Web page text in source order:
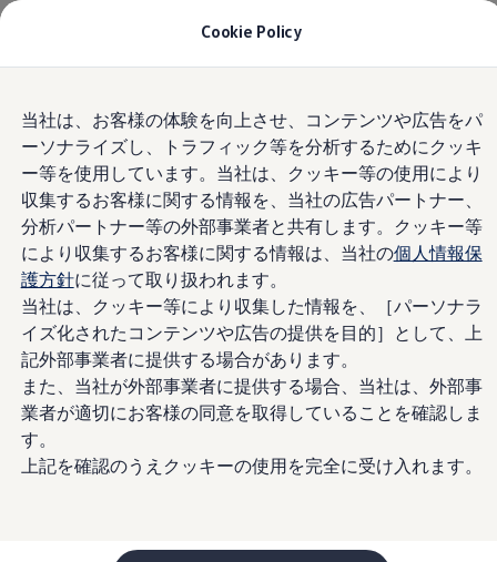
Cookie Policy
当社は、お客様の体験を向上させ、コンテンツや広告をパ
ーソナライズし、トラフィック等を分析するためにクッキ
ー等を使用しています。当社は、クッキー等の使用により
収集するお客様に関する情報を、当社の広告パートナー、
分析パートナー等の外部事業者と共有します。クッキー等
により収集するお客様に関する情報は、当社の個人情報保
護方針に従って取り扱われます。
当社は、クッキー等により収集した情報を、［パーソナラ
イズ化されたコンテンツや広告の提供を目的］として、上
記外部事業者に提供する場合があります。
また、当社が外部事業者に提供する場合、当社は、外部事
業者が適切にお客様の同意を取得していることを確認しま
す。
上記を確認のうえクッキーの使用を完全に受け入れます。
main
content
to
footer
モデル＆見積りシミュレーション
セーフティ マイスター
ID. Buzz
T-Cross
Tiguan
Golf
Golf GTI
Golf R
Golf Variant
Golf R Variant
Passat
ID.4
Polo
Polo GTI
Golf Touran
T-Roc
T-Roc R
フォルクスワーゲンマガジン
キャンペーン/イベント
レビュー動画
オファー
り扱い
Volkswagen姫路（以下当社といいます）は、お客様
との健全なコミュニケーションを通じて最適な商
品・サービスを提供する上で、お客様の個人情報の
保護が経営の最重要課題と考えております。このた
め、当社の個人情報保護に向けた全社的な取組みを
個人情報保護に関する基本方針として定めました。
お客様のご理解をいただきたく、ご案内を差し上げ
ます。なお、当社は、特定のブランド又はサービス
にかかるお客様の個人情報の取扱いに関して、別途
の個人情報保護方針を定めている場合があります。
その場合には、当該個人情報保護方針をご確認いた
だきますようお願いいたします。